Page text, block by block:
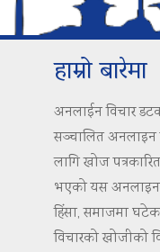
हाम्रो बारेमा
अनलाईन विचार
सञ्चालित अनलाइन
लागि खोज
भएको यस अनलाइनले
हिंसा, समाजमा
विचारको खोजीको